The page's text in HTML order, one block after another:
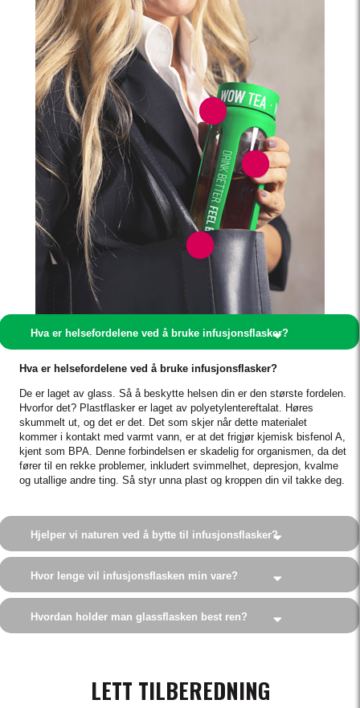
Hva er helsefordelene ved å bruke infusjonsflasker?
Hva er helsefordelene ved å bruke infusjonsflasker?
De er laget av glass. Så å beskytte helsen din er den største fordelen.
Hvorfor det? Plastflasker er laget av polyetylentereftalat. Høres
skummelt ut, og det er det. Det som skjer når dette materialet
kommer i kontakt med varmt vann, er at det frigjør kjemisk bisfenol A,
kjent som BPA. Denne forbindelsen er skadelig for organismen, da det
fører til en rekke problemer, inkludert svimmelhet, depresjon, kvalme
og utallige andre ting. Så styr unna plast og kroppen din vil takke deg.
Hjelper vi naturen ved å bytte til infusjonsflasker?
Hvor lenge vil infusjonsflasken min vare?
Hvordan holder man glassflasken best ren?
LETT TILBEREDNING